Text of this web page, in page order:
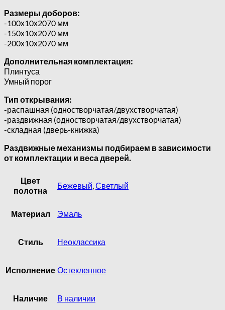
Размеры доборов:
-100х10х2070 мм
-150х10х2070 мм
-200х10х2070 мм
Дополнительная комплектация:
Плинтуса
Умный порог
Тип открывания:
-распашная (одностворчатая/двухстворчатая)
-раздвижная (одностворчатая/двухстворчатая)
-складная (дверь-книжка)
Раздвижные механизмы подбираем в зависимости
от комплектации и веса дверей.
Цвет
полотна
Бежевый Светлый
Материал Эмаль
Стиль Неоклассика
Исполнение Остекленное
Наличие В наличии